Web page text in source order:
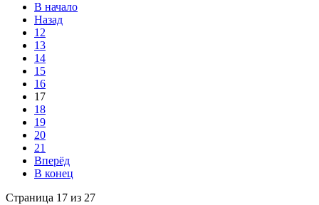
В начало
Назад
12
13
14
15
16
17
18
19
20
21
Вперёд
В конец
Страница 17 из 27